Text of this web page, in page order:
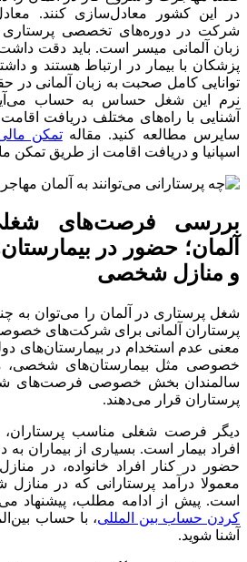
در این کشور معادل‌سازی کنند.
شرکت در دوره‌های تخصصی پرستاری
زبان آلمانی میسر است. باید دقت داشت
پزشکان با بیمار در ارتباط هستند و
توانایی کامل صحبت به زبان آلمانی
نرم این شغل حساس به حساب
آشنایی با راه‌های مختلف دریافت اقامت
سایرس مطالعه کنید. مقالهتمکن مالی
اسپانیا و دریافت اقامت از طریق تمکن
بررسی فرصت‌های
آلمان؛ حضور در
و منازل شخصی
شغل پرستاری در آلمان را می‌توان به
پرستاران آلمانی برای شرکت‌های خصوصی
معنی عدم استخدام در بیمارستان‌های
خصوصی مثل بیمارستان‌های شخصی،
سالمندان بخش خصوصی فرصت‌های
پرستاران قرار می‌دهند.
دیگر فرصت شغلی مناسب
افراد بیمار است. بسیاری از بیماران
حضور در کنار افراد خانواده، در
معمولا درآمد پرستارانی که در منازل
است. پیش از ادامه مطلب، پیشنهاد
کردن حساب بین المللی، با حساب
آشنا شوید.